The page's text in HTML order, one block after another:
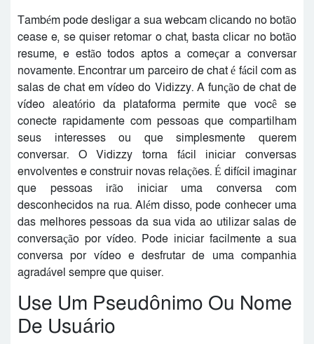
Também pode desligar a sua webcam clicando no botão
cease e, se quiser retomar o chat, basta clicar no botão
resume, e estão todos aptos a começar a conversar
novamente. Encontrar um parceiro de chat é fácil com as
salas de chat em vídeo do Vidizzy. A função de chat de
vídeo aleatório da plataforma permite que você se
conecte rapidamente com pessoas que compartilham
seus interesses ou que simplesmente querem
conversar. O Vidizzy torna fácil iniciar conversas
envolventes e construir novas relações. É difícil imaginar
que pessoas irão iniciar uma conversa com
desconhecidos na rua. Além disso, pode conhecer uma
das melhores pessoas da sua vida ao utilizar salas de
conversação por vídeo. Pode iniciar facilmente a sua
conversa por vídeo e desfrutar de uma companhia
agradável sempre que quiser.
Use Um Pseudônimo Ou Nome
De Usuário